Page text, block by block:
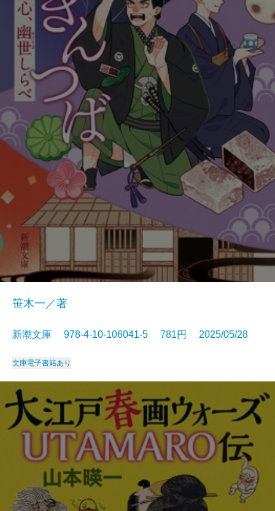
笹木一／著
新潮文庫 978-4-10-106041-5 781円 2025/05/28
文庫電子書籍あり